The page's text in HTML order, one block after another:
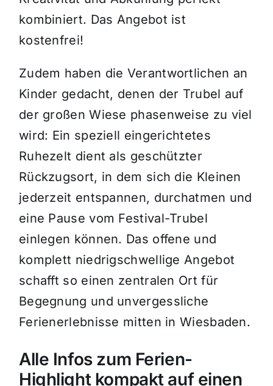
kombiniert. Das Angebot ist
kostenfrei!
Zudem haben die Verantwortlichen an
Kinder gedacht, denen der Trubel auf
der großen Wiese phasenweise zu viel
wird: Ein speziell eingerichtetes
Ruhezelt dient als geschützter
Rückzugsort, in dem sich die Kleinen
jederzeit entspannen, durchatmen und
eine Pause vom Festival-Trubel
einlegen können. Das offene und
komplett niedrigschwellige Angebot
schafft so einen zentralen Ort für
Begegnung und unvergessliche
Ferienerlebnisse mitten in Wiesbaden.
Alle Infos zum Ferien-
Highlight kompakt auf einen